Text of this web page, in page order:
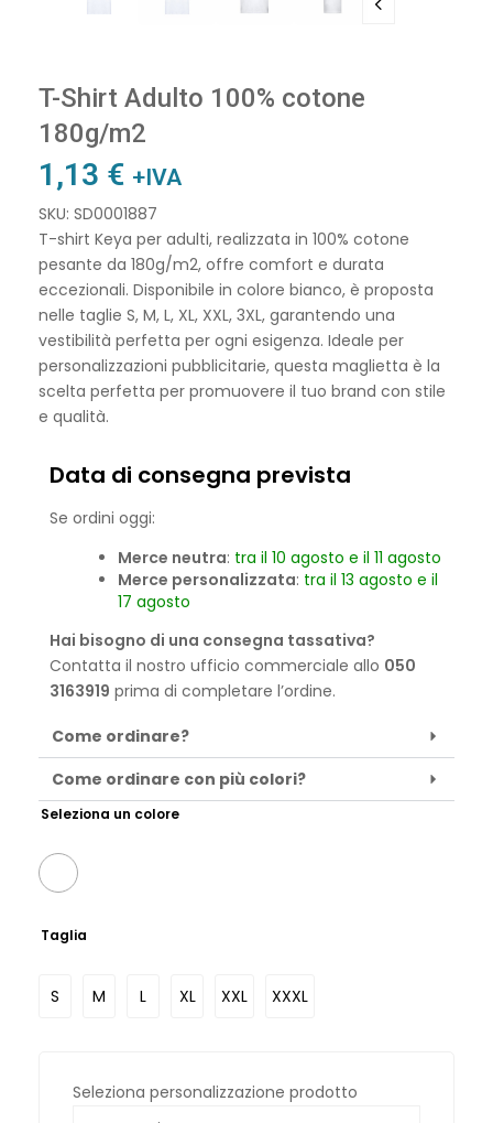
T-Shirt Adulto 100% cotone
180g/m2
1,13 € +IVA
SKU: SD0001887
T-shirt Keya per adulti, realizzata in 100% cotone
pesante da 180g/m2, offre comfort e durata
eccezionali. Disponibile in colore bianco, è proposta
nelle taglie S, M, L, XL, XXL, 3XL, garantendo una
vestibilità perfetta per ogni esigenza. Ideale per
personalizzazioni pubblicitarie, questa maglietta è la
scelta perfetta per promuovere il tuo brand con stile
e qualità.
Data di consegna prevista
Se ordini oggi:
Merce neutra: tra il 10 agosto e il 11 agosto
Merce personalizzata: tra il 13 agosto e il
17 agosto
Hai bisogno di una consegna tassativa?
Contatta il nostro ufficio commerciale allo 050
3163919 prima di completare l’ordine.
Come ordinare?
Come ordinare con più colori?
Seleziona un colore
Taglia
S M L XL XXL XXXL
Seleziona personalizzazione prodotto